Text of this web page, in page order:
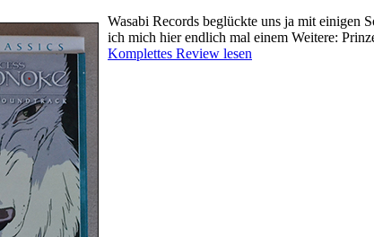
Wasabi Records beglückte uns ja mit einigen
ich mich hier endlich mal einem Weitere:
Komplettes Review lesen